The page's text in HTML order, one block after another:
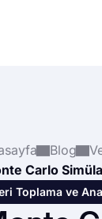
Blog
Toplama ve